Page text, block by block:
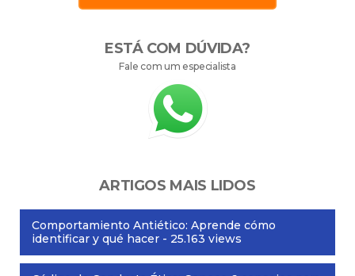
ESTÁ COM DÚVIDA?
Fale com um especialista
ARTIGOS MAIS LIDOS
Comportamiento Antiético: Aprende cómo
identificar y qué hacer - 25.163 views